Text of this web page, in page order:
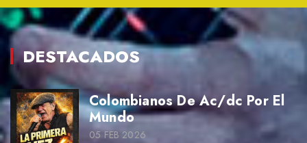
DESTACADOS
Colombianos De Ac/dc Por El
Mundo
05 FEB 2026